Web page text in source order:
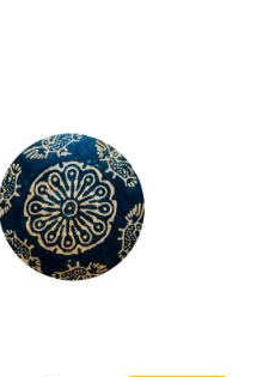
Სრულად Ნახვა